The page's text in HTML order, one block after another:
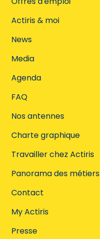
Actiris & moi
News
Media
Agenda
FAQ
Nos antennes
Charte graphique
Travailler chez Actiris
Panorama des métiers
Contact
My Actiris
Presse